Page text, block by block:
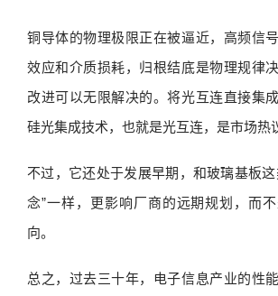
铜导体的物理极限正在被逼近，高频信
效应和介质损耗，归根结底是物理规律
改进可以无限解决的。将光互连直接集
硅光集成技术，也就是光互连，是市场热
不过，它还处于发展早期，和玻璃基板
念”一样，更影响厂商的远期规划，而
向。
总之，过去三十年，电子信息产业的性